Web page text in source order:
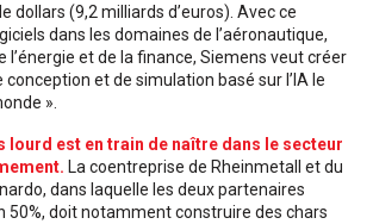
dollars (9,2 milliards d’euros). Avec ce
dans les domaines de l’aéronautique,
l’énergie et de la finance, Siemens veut créer
et de simulation basé sur l’IA le
».
lourd est en train de naître dans le secteur
La coentreprise de Rheinmetall et du
dans laquelle les deux partenaires
50%, doit notamment construire des chars